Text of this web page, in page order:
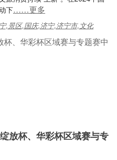
下……更多
,景区,国庆,济宁,济宁市,文化
放杯、华彩杯区域赛与专